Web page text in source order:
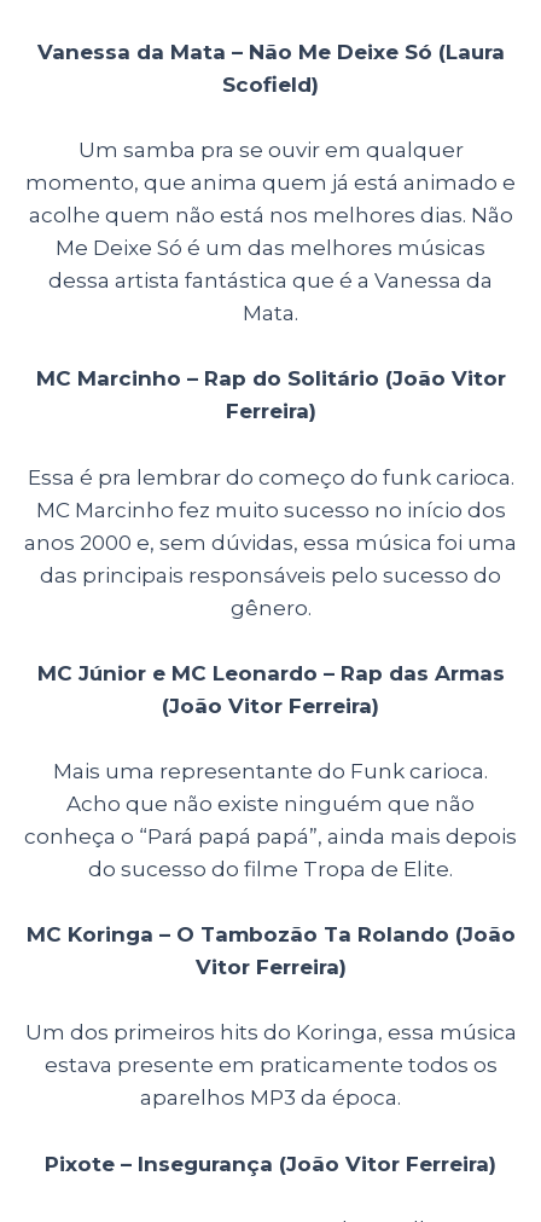
Vanessa da Mata – Não Me Deixe Só (Laura
Scofield)
Um samba pra se ouvir em qualquer
momento, que anima quem já está animado e
acolhe quem não está nos melhores dias. Não
Me Deixe Só é um das melhores músicas
dessa artista fantástica que é a Vanessa da
Mata.
MC Marcinho – Rap do Solitário (João Vitor
Ferreira)
Essa é pra lembrar do começo do funk carioca.
MC Marcinho fez muito sucesso no início dos
anos 2000 e, sem dúvidas, essa música foi uma
das principais responsáveis pelo sucesso do
gênero.
MC Júnior e MC Leonardo – Rap das Armas
(João Vitor Ferreira)
Mais uma representante do Funk carioca.
Acho que não existe ninguém que não
conheça o “Pará papá papá”, ainda mais depois
do sucesso do filme Tropa de Elite.
MC Koringa – O Tambozão Ta Rolando (João
Vitor Ferreira)
Um dos primeiros hits do Koringa, essa música
estava presente em praticamente todos os
aparelhos MP3 da época.
Pixote – Insegurança (João Vitor Ferreira)